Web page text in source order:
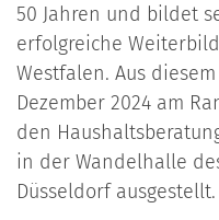
50 Jahren und bildet
erfolgreiche
Westfalen. Aus
Dezember 2024 am
den
in der Wandelhalle
Düsseldorf ausgestellt.